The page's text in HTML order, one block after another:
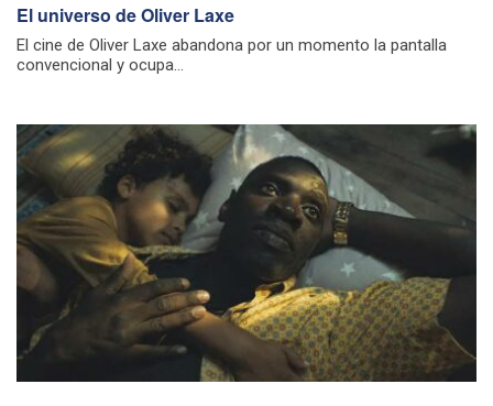
El universo de Oliver Laxe
El cine de Oliver Laxe abandona por un momento la pantalla
convencional y ocupa...